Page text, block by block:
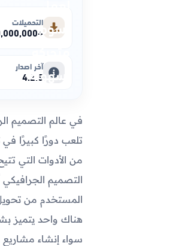
التحميلات
+50,000,000
آخر اصدار
4.2.5
في عالم التصميم
تلعب دورًا كبيرًا
من الأدوات التي
التصميم
المستخدم من
هناك واحد يتميز
سواء إنشاء